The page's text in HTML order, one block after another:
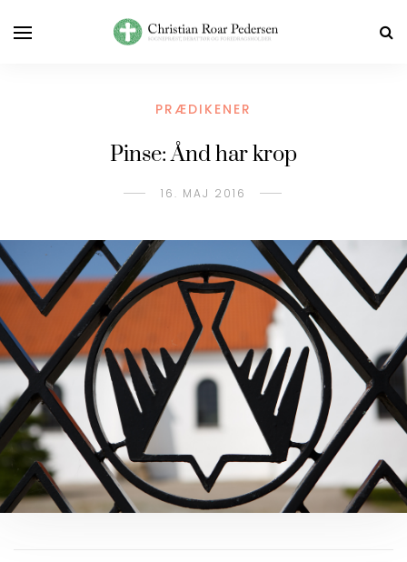
PRÆDIKENER
Pinse: Ånd har krop
16. MAJ 2016